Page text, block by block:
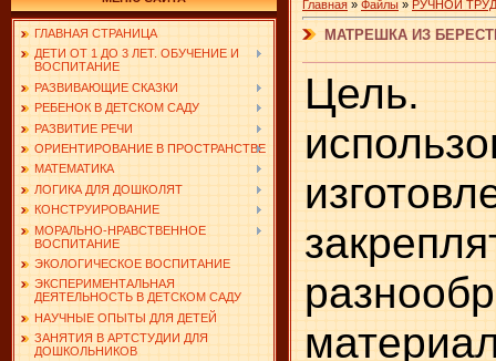
ГЛАВНАЯ СТРАНИЦА
ДЕТИ ОТ 1 ДО 3 ЛЕТ. ОБУЧЕНИЕ И
ВОСПИТАНИЕ
РАЗВИВАЮЩИЕ СКАЗКИ
РЕБЕНОК В ДЕТСКОМ САДУ
РАЗВИТИЕ РЕЧИ
ОРИЕНТИРОВАНИЕ В ПРОСТРАНСТВЕ
МАТЕМАТИКА
ЛОГИКА ДЛЯ ДОШКОЛЯТ
КОНСТРУИРОВАНИЕ
МОРАЛЬНО-НРАВСТВЕННОЕ
ВОСПИТАНИЕ
ЭКОЛОГИЧЕСКОЕ ВОСПИТАНИЕ
ЭКСПЕРИМЕНТАЛЬНАЯ
ДЕЯТЕЛЬНОСТЬ В ДЕТСКОМ САДУ
НАУЧНЫЕ ОПЫТЫ ДЛЯ ДЕТЕЙ
ЗАНЯТИЯ В АРТСТУДИИ ДЛЯ
ДОШКОЛЬНИКОВ
Главная » Файлы » РУЧНОЙ ТРУД
МАТРЕШКА ИЗ